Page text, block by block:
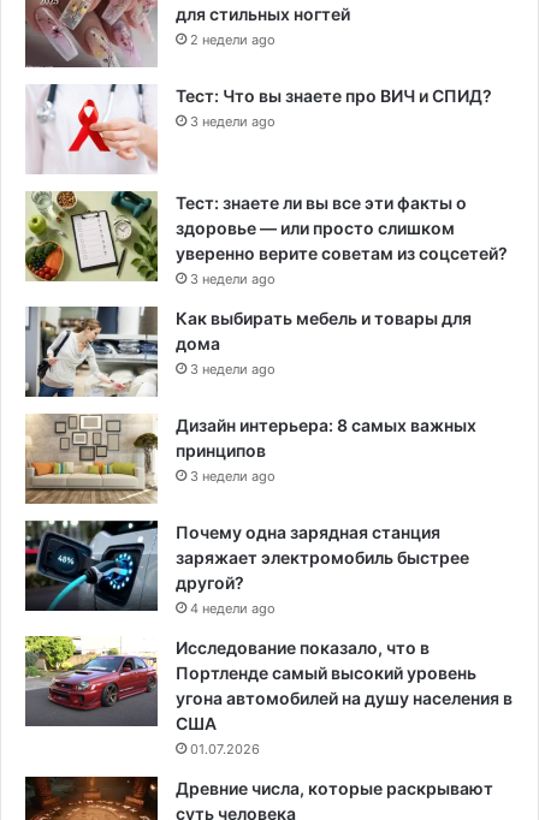
для стильных ногтей
2 недели ago
Тест: Что вы знаете про ВИЧ и СПИД?
3 недели ago
Тест: знаете ли вы все эти факты о
здоровье — или просто слишком
уверенно верите советам из соцсетей?
3 недели ago
Как выбирать мебель и товары для
дома
3 недели ago
Дизайн интерьера: 8 самых важных
принципов
3 недели ago
Почему одна зарядная станция
заряжает электромобиль быстрее
другой?
4 недели ago
Исследование показало, что в
Портленде самый высокий уровень
угона автомобилей на душу населения в
США
01.07.2026
Древние числа, которые раскрывают
суть человека